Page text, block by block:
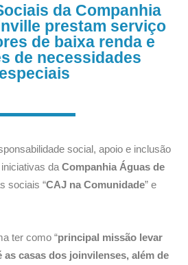
da Companhia
prestam serviço
de baixa renda e
de necessidades
especiais
social, apoio e inclusão
da Companhia Águas de
sociais “CAJ na Comunidade” e
ter como “principal missão levar
as casas dos joinvilenses, além de